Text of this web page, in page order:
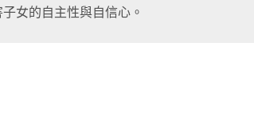
女的自主性與自信心。